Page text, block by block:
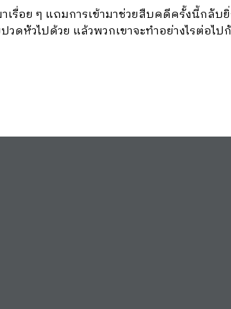
รื่อย ๆ แถมการเข้ามาช่วยสืบคดีครั้งนี้กลั
ดหัวไปด้วย แล้วพวกเขาจะทำอย่างไรต่อ